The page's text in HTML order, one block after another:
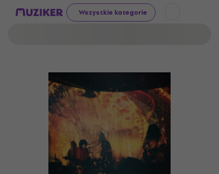
Wszystkie kategorie